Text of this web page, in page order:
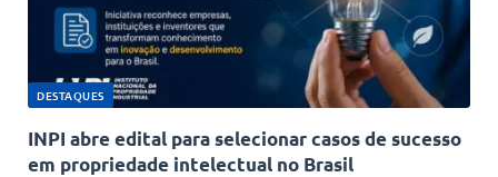
DESTAQUES
INPI abre edital para selecionar casos de sucesso
em propriedade intelectual no Brasil